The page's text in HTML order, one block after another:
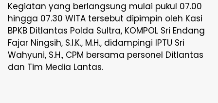
Kegiatan yang berlangsung mulai pukul 07.00
hingga 07.30 WITA tersebut dipimpin oleh Kasi
BPKB Ditlantas Polda Sultra, KOMPOL Sri Endang
Fajar Ningsih, S.I.K., M.H., didampingi IPTU Sri
Wahyuni, S.H., CPM bersama personel Ditlantas
dan Tim Media Lantas.